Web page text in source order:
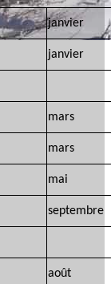
janvier
janvier
mars
mars
mai
septembre
août